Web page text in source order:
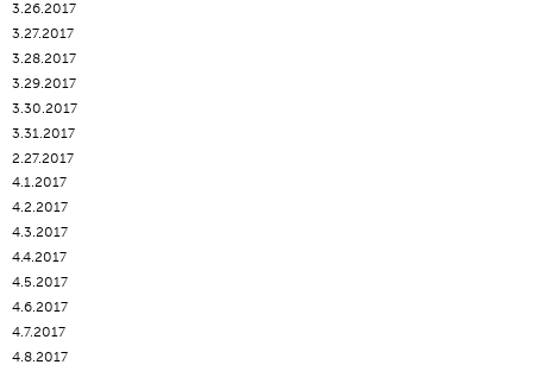
3.26.2017
3.27.2017
3.28.2017
3.29.2017
3.30.2017
3.31.2017
2.27.2017
4.1.2017
4.2.2017
4.3.2017
4.4.2017
4.5.2017
4.6.2017
4.7.2017
4.8.2017